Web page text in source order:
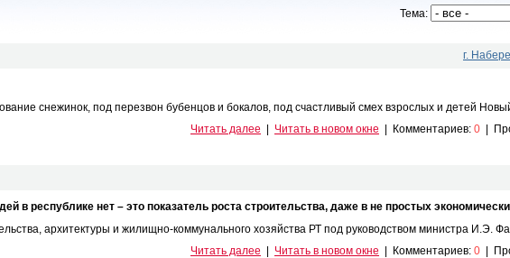
Тема:
г.
снежинок, под перезвон бубенцов и бокалов, под счастливый смех взрослых и детей
Читать далее
Читать в новом окне Комментариев: 0
в республике нет – это показатель роста строительства, даже в не простых
архитектуры и жилищно-коммунального хозяйства РТ под руководством министра И.Э.
Читать далее
Читать в новом окне Комментариев: 0